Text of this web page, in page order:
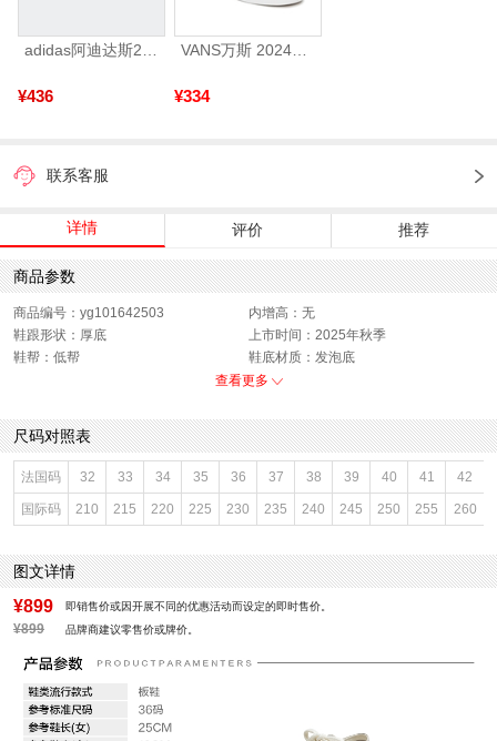
¥436 ¥334
联系客服
详情 评价 推荐
商品参数
商品编号：yg101642503
内增高：无
鞋跟形状：厚底
上市时间：2025年秋季
鞋帮：低帮
鞋底材质：发泡底
色系：白色
闭合方式：系带
前掌高度：4CM
款式季节：秋季
配跟：无
鞋垫材质：猪皮革
鞋头款式：圆头
鞋面材质：复合材料
鞋面图案：纯色
参考鞋长(女)：25CM
制鞋工艺：胶贴皮鞋
皮质特征：软面皮
里料材质：人造革
防水台高度：无
风格：休闲
查看更多
尺码对照表
法国码 32 33 34 35 36 37 38 39 40 41 42
国际码 210 215 220 225 230 235 240 245 250 255 260
图文详情
¥899 即销售价或因开展不同的优惠活动而设定的即时售价。
¥899 品牌商建议零售价或牌价。